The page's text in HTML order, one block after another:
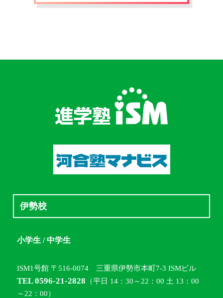
伊勢校
小学生 / 中学生
ISM1号館 〒516-0074 三重県伊勢市本町7-3 ISMビル
TEL 0596-21-2828 （平日 14：30～22：00 土 13：00
～22：00）